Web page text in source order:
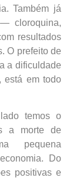
Também já
cloroquina,
resultados
O prefeito de
a dificuldade
está em todo
temos o
a morte de
pequena
Do
positivas e